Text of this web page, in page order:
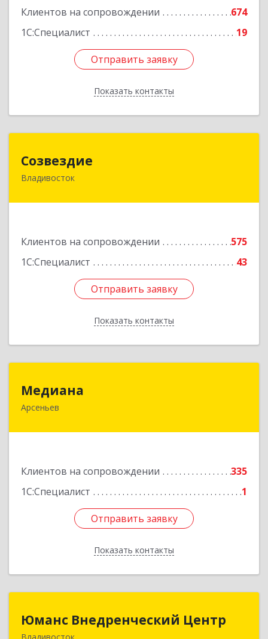
Клиентов на сопровождении
674
1С:Специалист
19
Отправить заявку
Показать контакты
Отправить заявку
Назад
Созвездие
Владивосток
Клиентов на сопровождении
575
1С:Специалист
43
Отправить заявку
Показать контакты
690069, Приморский край, Владивосток г,
Отправить заявку
Назад
Медиана
Арсеньев
Клиентов на сопровождении
335
1С:Специалист
1
Отправить заявку
Показать контакты
Отправить заявку
Назад
Юманс Внедренческий Центр
Владивосток
Юманс Внедренческий Центр